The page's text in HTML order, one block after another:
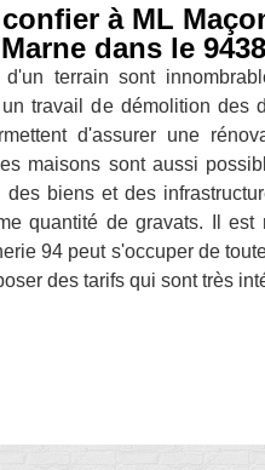
à ML
dans le
terrain sont
travail de démolition des
d'assurer une
maisons sont aussi
des biens et des
quantité de gravats. Il est
94 peut s'occuper de
des tarifs qui sont très